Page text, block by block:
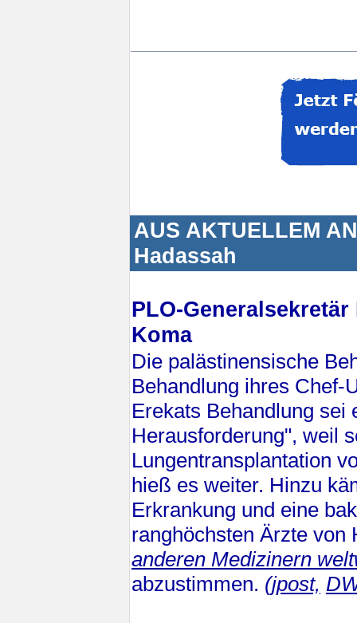
AUS AKTUELLEM
Hadassah
PLO-
Koma
Die palästinensische
Behandlung ihres Chef-
Erekats Behandlung sei
Herausforderung", weil
Lungentransplantation
hieß es weiter. Hinzu
Erkrankung und eine
ranghöchsten Ärzte
anderen Medizinern
abzustimmen. (jpost,